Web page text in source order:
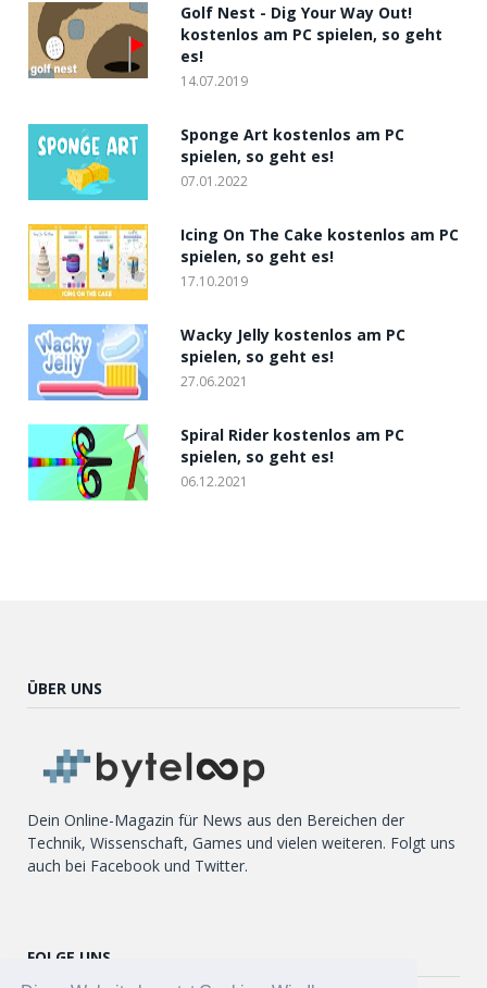
Golf Nest - Dig Your Way Out!
kostenlos am PC spielen, so geht
es!
14.07.2019
Sponge Art kostenlos am PC
spielen, so geht es!
07.01.2022
Icing On The Cake kostenlos am PC
spielen, so geht es!
17.10.2019
Wacky Jelly kostenlos am PC
spielen, so geht es!
27.06.2021
Spiral Rider kostenlos am PC
spielen, so geht es!
06.12.2021
ÜBER UNS
Dein Online-Magazin für News aus den Bereichen der
Technik, Wissenschaft, Games und vielen weiteren. Folgt uns
auch bei Facebook und Twitter.
FOLGE UNS